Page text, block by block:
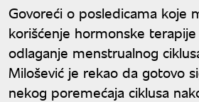
Govoreći o posledicama koje
korišćenje hormonske
odlaganje menstrualnog
Milošević je rekao da gotovo
nekog poremećaja ciklusa